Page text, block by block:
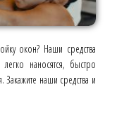
окон? Наши средства
наносятся, быстро
Закажите наши средства и